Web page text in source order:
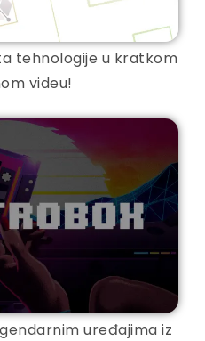
tehnologije u kratkom
videu!
uređajima iz